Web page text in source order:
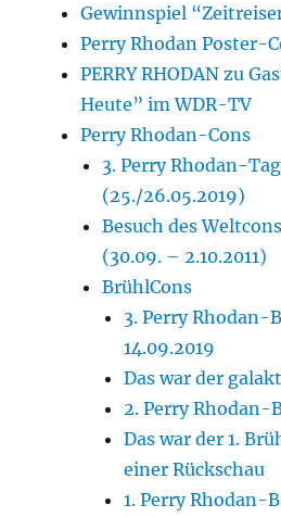
Gewinnspiel
Perry Rhodan Poster-
PERRY RHODAN zu
Heute” im WDR-TV
Perry Rhodan-Cons
3. Perry Rhodan-
(25./26.05.2019)
Besuch des
(30.09. – 2.10.2011)
BrühlCons
3. Perry Rhodan-
14.09.2019
Das war der
2. Perry Rhodan-
Das war der 1.
einer Rückschau
1. Perry Rhodan-